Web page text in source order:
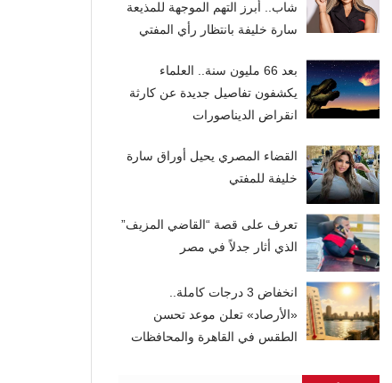
شاب.. أبرز التهم الموجهة للمذيعة
سارة خليفة بانتظار رأي المفتي
بعد 66 مليون سنة.. العلماء
يكشفون تفاصيل جديدة عن كارثة
انقراض الديناصورات
القضاء المصري يحيل أوراق سارة
خليفة للمفتي
تعرف على قصة “القاضي المزيف”
الذي أثار جدلاً في مصر
انخفاض 3 درجات كاملة..
«الأرصاد» تعلن موعد تحسن
الطقس في القاهرة والمحافظات